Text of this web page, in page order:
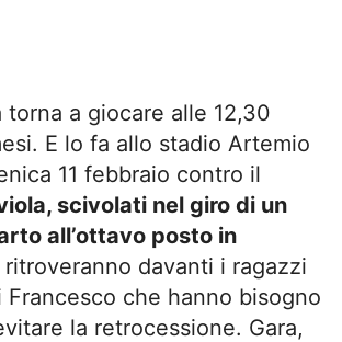
torna a giocare alle 12,30
E lo fa allo stadio Artemio
11 febbraio contro il
scivolati nel giro di un
all’ottavo posto in
ritroveranno davanti i ragazzi
Francesco che hanno bisogno
la retrocessione. Gara,